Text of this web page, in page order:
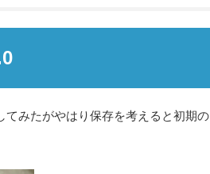
みたがやはり保存を考えると初期の